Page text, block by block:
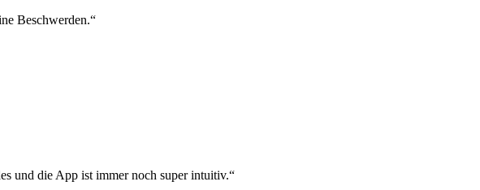
Beschwerden.“
und die App ist immer noch super intuitiv.“